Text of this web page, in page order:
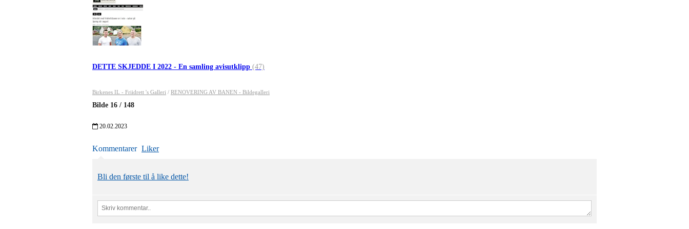
DETTE SKJEDDE I 2022 - En samling avisutklipp (47)
Birkenes IL - Friidrett 's Galleri / RENOVERING AV BANEN - Bildegalleri
Bilde 16 / 148
20.02.2023
Kommentarer Liker
Bli den første til å like dette!